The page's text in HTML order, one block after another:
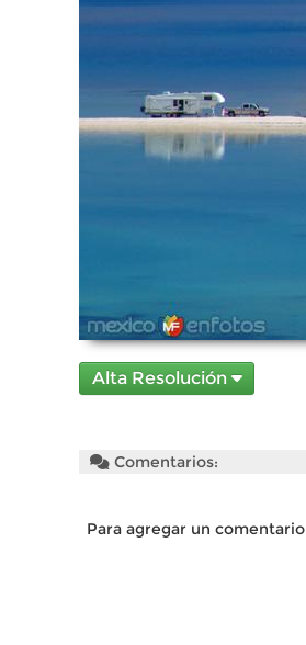
Alta Resolución
Comentarios:
Para agregar un comentario